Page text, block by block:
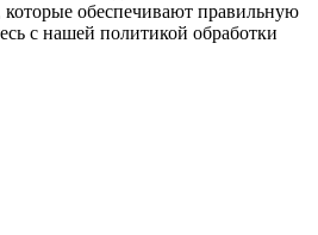
которые обеспечивают правильную
с нашей политикой обработки